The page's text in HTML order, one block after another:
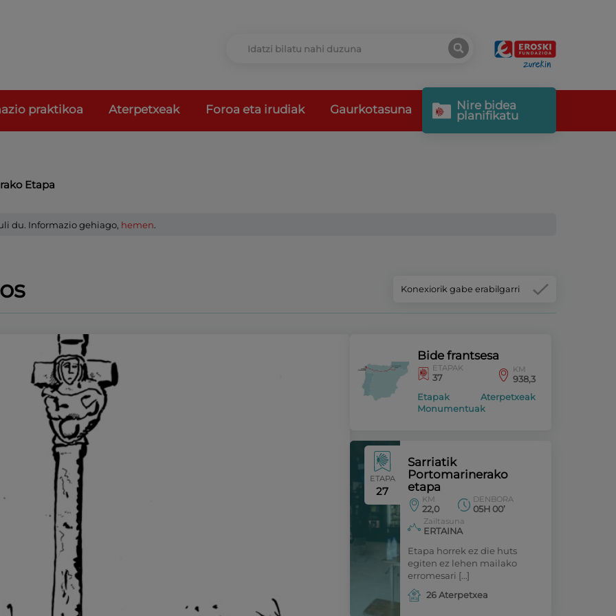
praktikoa Aterpetxeak Foroa eta irudiak Gaurkotasuna Nire bidea
planifikatu
Etapa
du. Informazio gehiago, hemen.
Konexiorik gabe erabilgarri
Bide frantsesa
ETAPAK
37
KM
938,3
Etapak
Aterpetxeak
Monumentuak
ETAPA
27
Sarriatik
Portomarinerako
etapa
KM
22,0
DENBORA
05H 00’
Zailtasuna
ERTAINA
Etapa horrek ez die huts
egiten ez lehen mailako
erromesari […]
26 Aterpetxea